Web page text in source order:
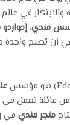
والابتكار في
فندي،
في أن تصبح واحدة
عائلة تعمل في
متجر فندي في